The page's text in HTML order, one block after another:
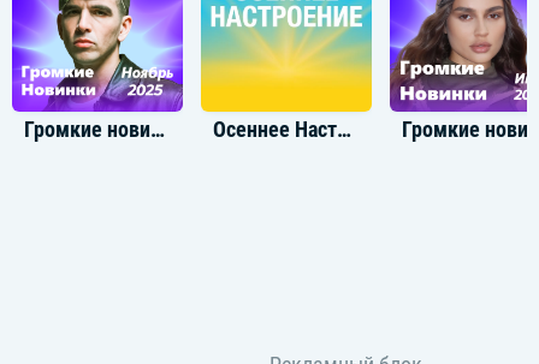
Громкие новинки: Ноябрь 2025 Осеннее Настроение